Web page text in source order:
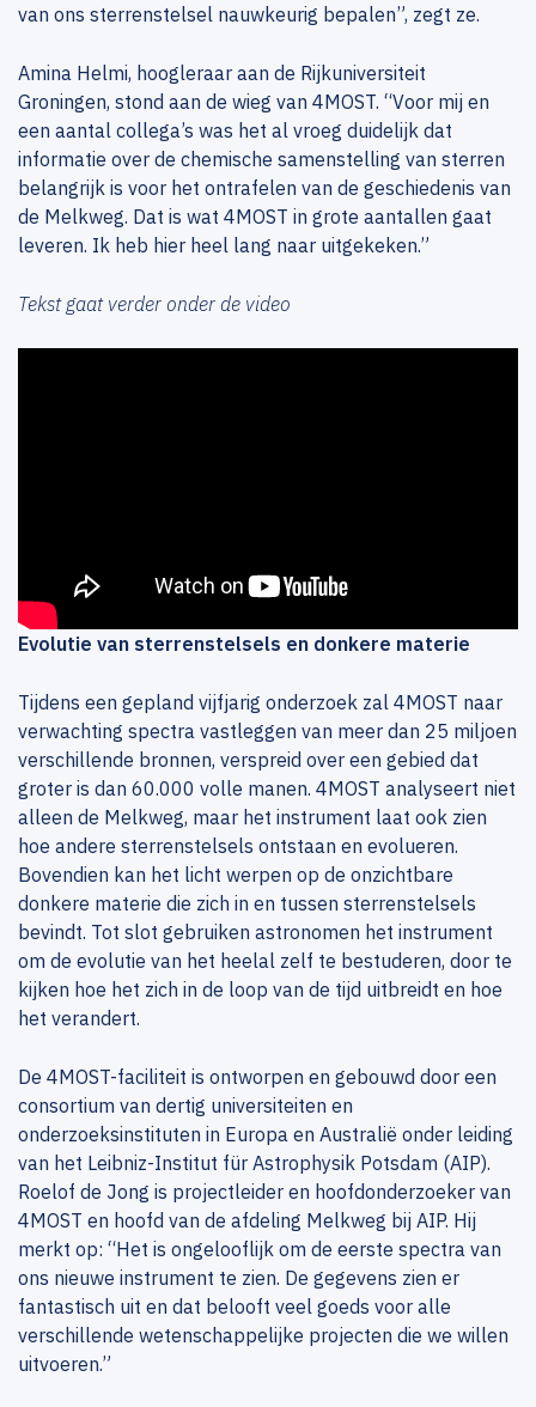
van ons sterrenstelsel nauwkeurig bepalen”, zegt ze.
Amina Helmi, hoogleraar aan de Rijkuniversiteit
Groningen, stond aan de wieg van 4MOST. “Voor mij en
een aantal collega’s was het al vroeg duidelijk dat
informatie over de chemische samenstelling van sterren
belangrijk is voor het ontrafelen van de geschiedenis van
de Melkweg. Dat is wat 4MOST in grote aantallen gaat
leveren. Ik heb hier heel lang naar uitgekeken.”
Tekst gaat verder onder de video
Evolutie van sterrenstelsels en donkere materie
Tijdens een gepland vijfjarig onderzoek zal 4MOST naar
verwachting spectra vastleggen van meer dan 25 miljoen
verschillende bronnen, verspreid over een gebied dat
groter is dan 60.000 volle manen. 4MOST analyseert niet
alleen de Melkweg, maar het instrument laat ook zien
hoe andere sterrenstelsels ontstaan en evolueren.
Bovendien kan het licht werpen op de onzichtbare
donkere materie die zich in en tussen sterrenstelsels
bevindt. Tot slot gebruiken astronomen het instrument
om de evolutie van het heelal zelf te bestuderen, door te
kijken hoe het zich in de loop van de tijd uitbreidt en hoe
het verandert.
De 4MOST-faciliteit is ontworpen en gebouwd door een
consortium van dertig universiteiten en
onderzoeksinstituten in Europa en Australië onder leiding
van het Leibniz-Institut für Astrophysik Potsdam (AIP).
Roelof de Jong is projectleider en hoofdonderzoeker van
4MOST en hoofd van de afdeling Melkweg bij AIP. Hij
merkt op: “Het is ongelooflijk om de eerste spectra van
ons nieuwe instrument te zien. De gegevens zien er
fantastisch uit en dat belooft veel goeds voor alle
verschillende wetenschappelijke projecten die we willen
uitvoeren.”